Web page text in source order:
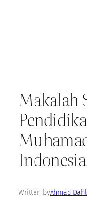
Makalah
Indonesia
Written byAhmad